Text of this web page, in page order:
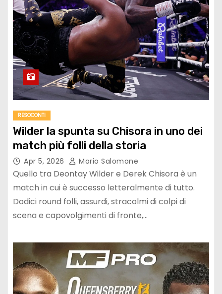
RESOCONTI
Wilder la spunta su Chisora in uno dei
match più folli della storia
Apr 5, 2026 Mario Salomone
Quello tra Deontay Wilder e Derek Chisora è un
match in cui è successo letteralmente di tutto.
Dodici round folli, assurdi, stracolmi di colpi di
scena e capovolgimenti di fronte,…